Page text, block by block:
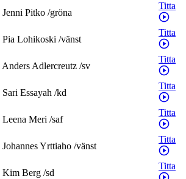
Jenni Pitko /gröna
Titta
Pia Lohikoski /vänst
Titta
AndersAdlercreutz /sv
Titta
Sari Essayah /kd
Titta
Leena Meri /saf
Titta
JohannesYrttiaho /vänst
Titta
Kim Berg /sd
Titta